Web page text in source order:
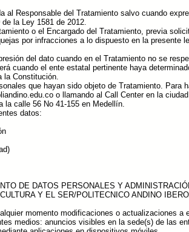
al Responsable del Tratamiento salvo cuando
la Ley 1581 de 2012.
o el Encargado del Tratamiento, previa
por infracciones a lo dispuesto en la presente
del dato cuando en el Tratamiento no se
cuando el ente estatal pertinente haya
la Constitución.
que hayan sido objeto de Tratamiento. Para
o llamando al Call Center en la
la calle 56 No 41-155 en Medellín.
datos:
DE DATOS PERSONALES Y
Y EL SER/POLITECNICO ANDINO
momento modificaciones o actualizaciones
medios: anuncios visibles en la sede(s) de las